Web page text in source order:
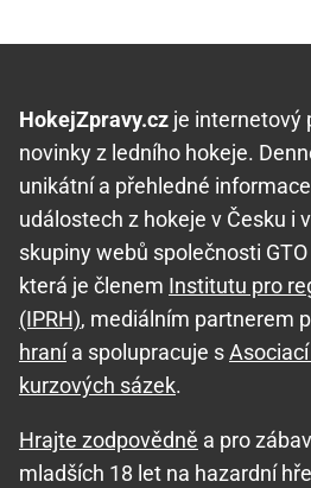
HokejZpravy.cz je internetový
novinky z ledního hokeje.
unikátní a přehledné
událostech z hokeje v Česku i
skupiny webů společnosti
která je členem Institutu pro
(IPRH), mediálním partnerem
hranía spolupracuje s
kurzových sázek.
Hrajte zodpovědně a pro
mladších 18 let na hazardní